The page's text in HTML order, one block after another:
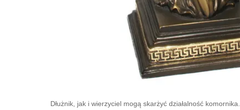
Dłużnik, jak i wierzyciel mogą skarżyć działalność komornika.